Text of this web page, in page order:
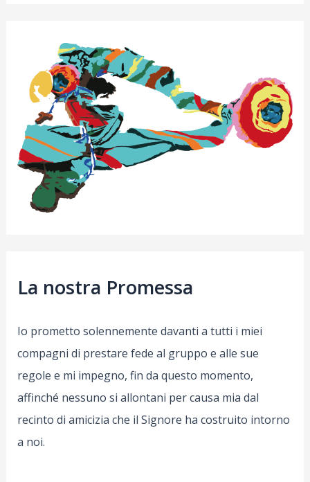
La nostra Promessa
Io prometto solennemente davanti a tutti i miei
compagni di prestare fede al gruppo e alle sue
regole e mi impegno, fin da questo momento,
affinché nessuno si allontani per causa mia dal
recinto di amicizia che il Signore ha costruito intorno
a noi.